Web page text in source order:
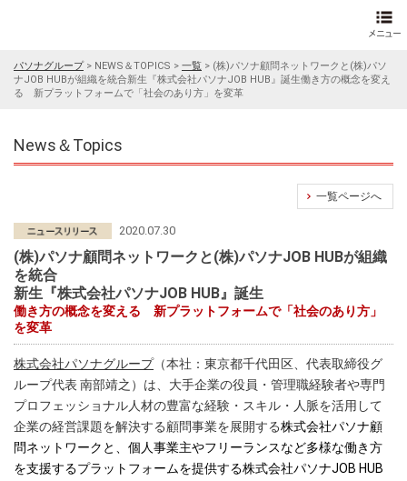
パソナグループ> NEWS＆TOPICS > 一覧 > (株)パソナ顧問ネットワークと(株)パソ
ナJOB HUBが組織を統合新生『株式会社パソナJOB HUB』誕生働き方の概念を変え
る 新プラットフォームで「社会のあり方」を変革
News＆Topics
一覧ページへ
2020.07.30
(株)パソナ顧問ネットワークと(株)パソナJOB HUBが組織
を統合
新生『株式会社パソナJOB HUB』誕生
働き方の概念を変える 新プラットフォームで「社会のあり方」
を変革
株式会社パソナグループ（本社：東京都千代田区、代表取締役グ
ループ代表 南部靖之）は、大手企業の役員・管理職経験者や専門
プロフェッショナル人材の豊富な経験・スキル・人脈を活用して
企業の経営課題を解決する顧問事業を展開する株式会社パソナ顧
問ネットワーク と、個人事業主やフリーランスなど多様な働き方
を支援するプラットフォームを提供する株式会社パソナJOB HUB